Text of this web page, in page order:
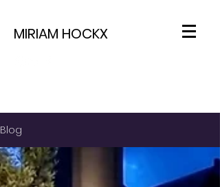
MIRIAM HOCKX
Blog